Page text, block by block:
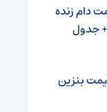
دام زنده
بنزین